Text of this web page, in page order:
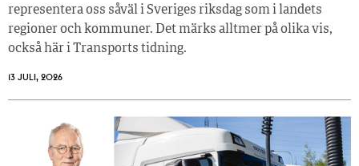
representera oss såväl i Sveriges riksdag som i landets
regioner och kommuner. Det märks alltmer på olika vis,
också här i Transports tidning.
13 JULI, 2026